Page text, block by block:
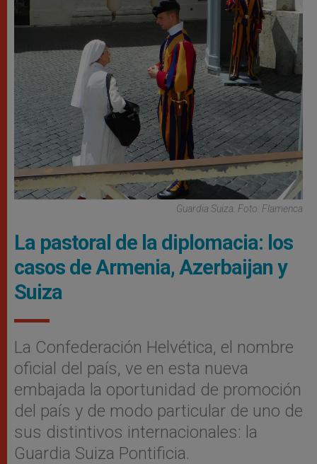
Guardia Suiza. Foto: Flamenca
La pastoral de la diplomacia: los
casos de Armenia, Azerbaijan y
Suiza
La Confederación Helvética, el nombre
oficial del país, ve en esta nueva
embajada la oportunidad de promoción
del país y de modo particular de uno de
sus distintivos internacionales: la
Guardia Suiza Pontificia.